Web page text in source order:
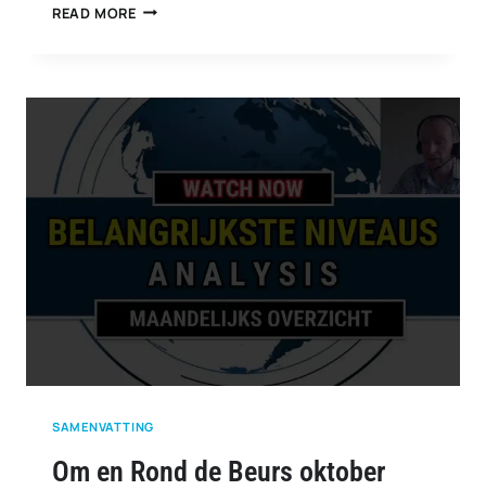
READ MOREQUADRANTANALYSE:
BELEGGINGSSTRATEGIE
SAMENVATTING
Om en Rond de Beurs oktober